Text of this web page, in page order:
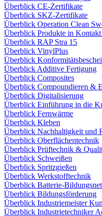
Überblick CE-Zertifikate
Überblick SKZ-Zertifikate
Überblick Operation Clean
Überblick Produkte in
Überblick RAP Stra 15
Überblick VinylPlus
Überblick
Überblick Additive Fertigung
Überblick Composites
Überblick Compoundieren &
Überblick Digitalisierung
Überblick Einführung in die
Überblick Fernwärme
Überblick Kleben
Überblick Nachhaltigkeit und
Überblick Oberflächentechnik
Überblick Prüftechnik &
Überblick Schweißen
Überblick Spritzgießen
Überblick Werkstofftechnik
Überblick Batterie-
Überblick Bildungsförderung
Überblick Industriemeister
Überblick Industrietechniker